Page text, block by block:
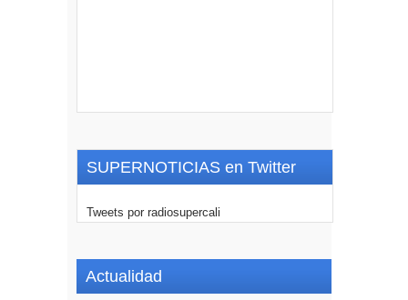
SUPERNOTICIAS en Twitter
Tweets por radiosupercali
Actualidad